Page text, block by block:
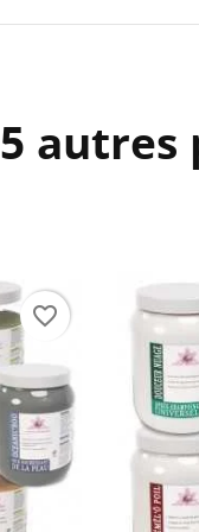
5 autres
favorite_border